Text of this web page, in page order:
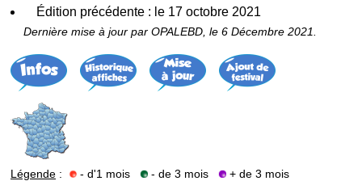
Édition précédente : le 17 octobre 2021
Dernière mise à jour par OPALEBD, le 6 Décembre 2021.
Légende : - d'1 mois - de 3 mois + de 3 mois